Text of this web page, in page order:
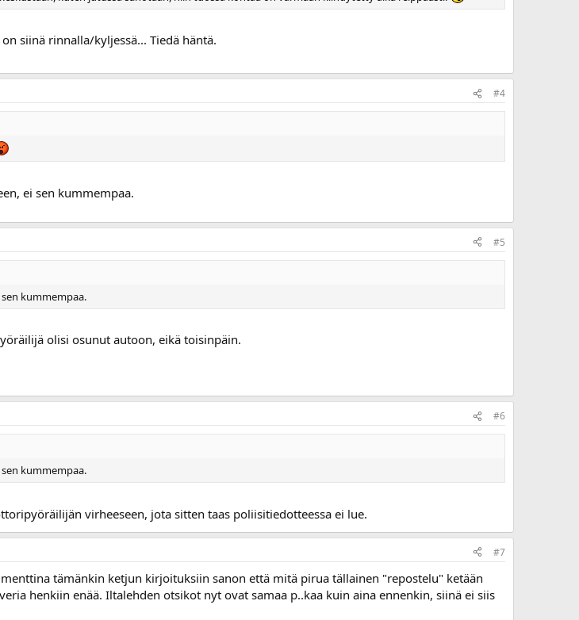
siinä rinnalla/kyljessä... Tiedä häntä.
#4
ei sen kummempaa.
#5
kummempaa.
olisi osunut autoon, eikä toisinpäin.
#6
kummempaa.
virheeseen, jota sitten taas poliisitiedotteessa ei lue.
#7
tämänkin ketjun kirjoituksiin sanon että mitä pirua tällainen "repostelu" ketään
henkiin enää. Iltalehden otsikot nyt ovat samaa p..kaa kuin aina ennenkin, siinä ei siis